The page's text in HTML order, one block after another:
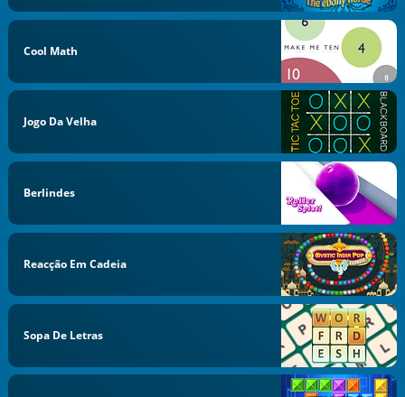
Cool Math
Jogo Da Velha
Berlindes
Reacção Em Cadeia
Sopa De Letras